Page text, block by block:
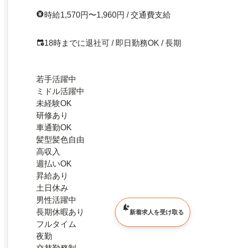
時給1,570円〜1,960円 / 交通費支給
18時までに退社可 / 即日勤務OK / 長期
若手活躍中
ミドル活躍中
未経験OK
研修あり
車通勤OK
髪型髪色自由
高収入
週払いOK
昇給あり
土日休み
男性活躍中
長期休暇あり
フルタイム
夜勤
新着求人を受け取る